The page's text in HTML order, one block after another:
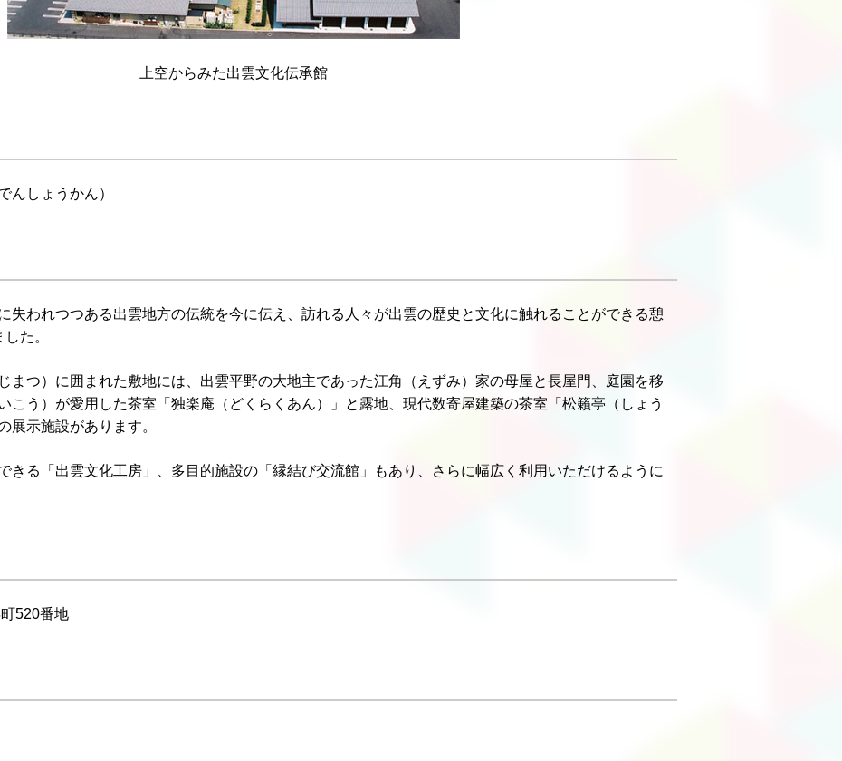
上空からみた出雲文化伝承館
んしょうかん）
われつつある出雲地方の伝統を今に伝え、訪れる人々が出雲の歴史と文化に触れることができる憩
た。
つ）に囲まれた敷地には、出雲平野の大地主であった江角（えずみ）家の母屋と長屋門、庭園を移
こう）が愛用した茶室「独楽庵（どくらくあん）」と露地、現代数寄屋建築の茶室「松籟亭（しょう
展示施設があります。
る「出雲文化工房」、多目的施設の「縁結び交流館」もあり、さらに幅広く利用いただけるように
520番地